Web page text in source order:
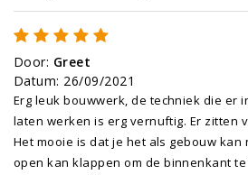
Door: Greet
Datum: 26/09/2021
Erg leuk bouwwerk, de techniek die er
laten werken is erg vernuftig. Er zitten
Het mooie is dat je het als gebouw kan
open kan klappen om de binnenkant